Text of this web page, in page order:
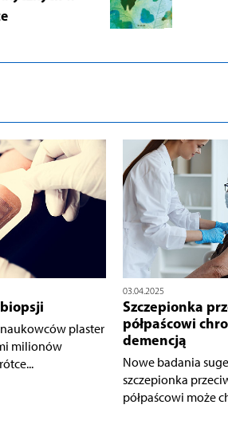
plaster
milionów
03.04.2025
Szczepionka
półpaścowi
demencją
Nowe badania
szczepionka
półpaścowi może